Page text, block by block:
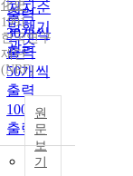
저자순
발행기
관순
출력
30개씩
출력
50개씩
출력
100개씩
출력
化史
1991
한국연구
재단
(NRF)
원
문
보
기